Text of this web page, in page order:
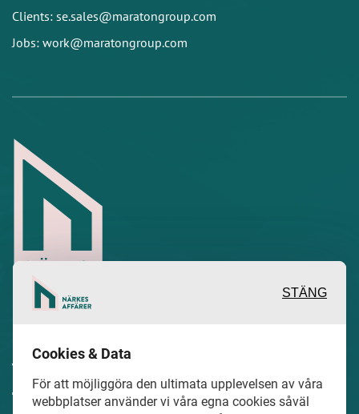
Clients: se.sales@maratongroup.com
Jobs: work@maratongroup.com
värdefulla berättelser och reportage
från och om det lokala näringslivet och
STÄNG
Cookies & Data
För att möjliggöra den ultimata upplevelsen av våra
webbplatser använder vi våra egna cookies såväl